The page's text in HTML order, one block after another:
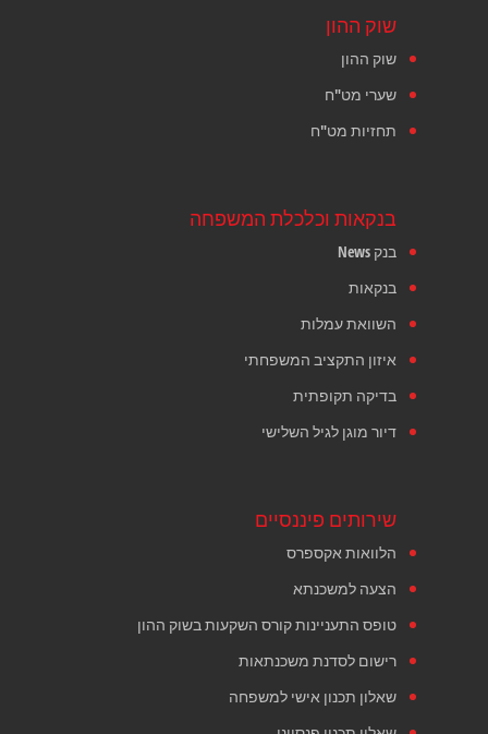
שוק ההון
שוק ההון
שערי מט"ח
תחזיות מט"ח
בנקאות וכלכלת המשפחה
בנק News
בנקאות
השוואת עמלות
איזון התקציב המשפחתי
בדיקה תקופתית
דיור מוגן לגיל השלישי
שירותים פיננסיים
הלוואות אקספרס
הצעה למשכנתא
טופס התעניינות קורס השקעות בשוק ההון
רישום לסדנת משכנתאות
שאלון תכנון אישי למשפחה